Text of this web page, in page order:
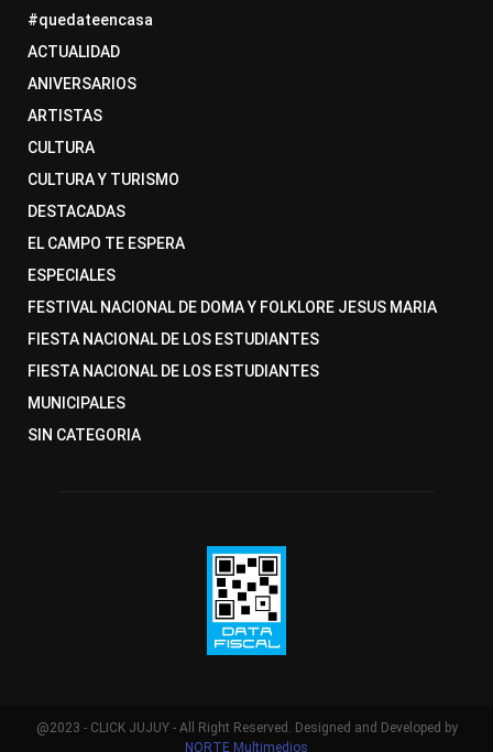
#quedateencasa
ACTUALIDAD
ANIVERSARIOS
ARTISTAS
CULTURA
CULTURA Y TURISMO
DESTACADAS
EL CAMPO TE ESPERA
ESPECIALES
FESTIVAL NACIONAL DE DOMA Y FOLKLORE JESUS MARIA
FIESTA NACIONAL DE LOS ESTUDIANTES
FIESTA NACIONAL DE LOS ESTUDIANTES
MUNICIPALES
SIN CATEGORIA
@2023 - CLICK JUJUY - All Right Reserved. Designed and Developed by
NORTE Multimedios